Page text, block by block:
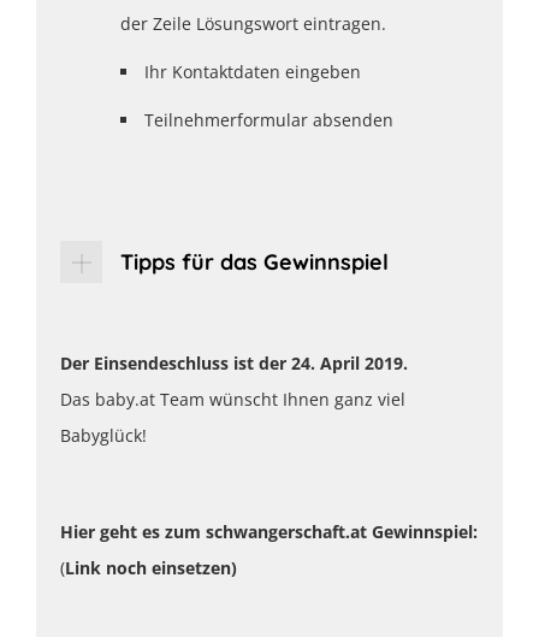
der Zeile Lösungswort eintragen.
Ihr Kontaktdaten eingeben
Teilnehmerformular absenden
Tipps für das Gewinnspiel
Der Einsendeschluss ist der 24. April 2019.
Das baby.at Team wünscht Ihnen ganz viel
Babyglück!
Hier geht es zum schwangerschaft.at Gewinnspiel:
(Link noch einsetzen)